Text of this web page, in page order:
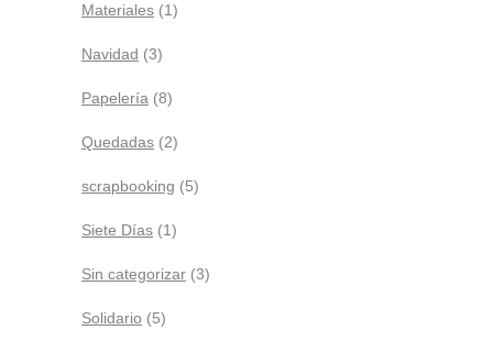
Materiales (1)
Navidad (3)
Papelería (8)
Quedadas (2)
scrapbooking (5)
Siete Días (1)
Sin categorizar (3)
Solidario (5)